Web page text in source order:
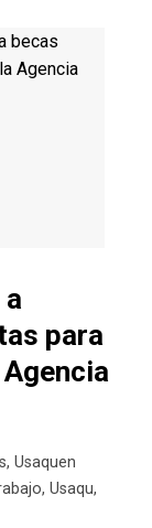
para
,Usaquen
,Usaqu,